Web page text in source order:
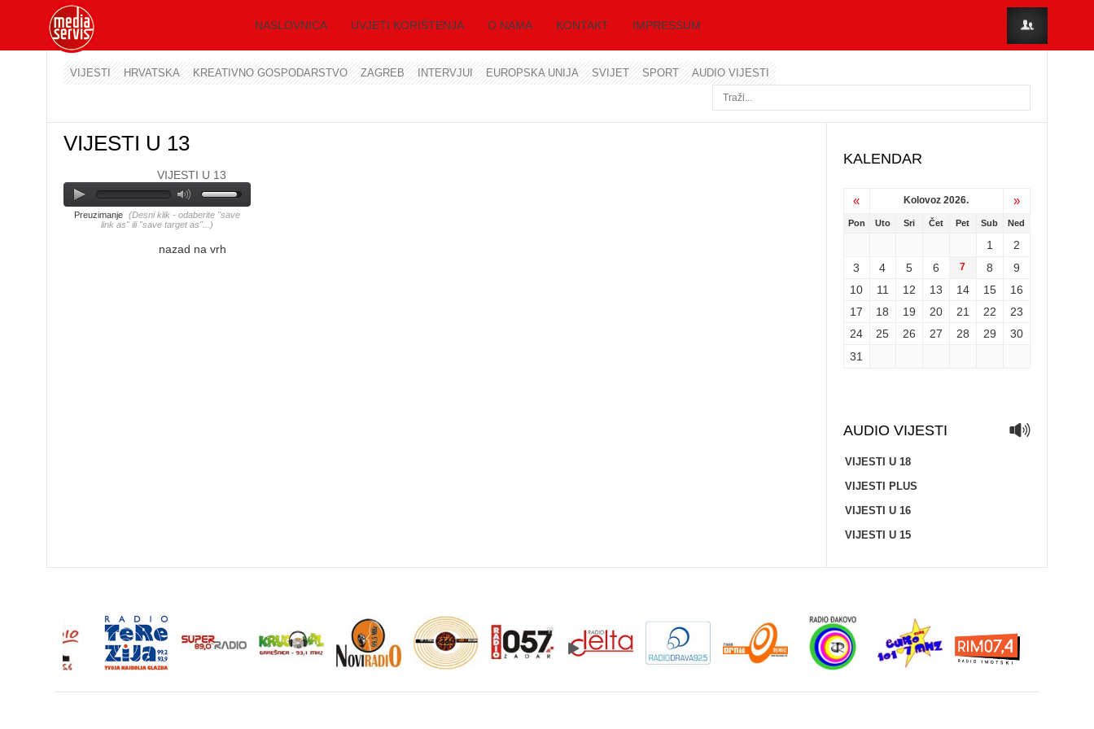
NASLOVNICA UVJETI KORIŠTENJA O NAMA KONTAKT IMPRESSUM
VIJESTI HRVATSKA KREATIVNO GOSPODARSTVO ZAGREB INTERVJUI EUROPSKA UNIJA SVIJET SPORT AUDIO VIJESTI
VIJESTI U 13
VIJESTI U 13
Preuzimanje (Desni klik - odaberite "save
link as" ili "save target as"...)
nazad na vrh
KALENDAR
« Kolovoz 2026. »
Pon Uto Sri Čet Pet Sub Ned
1
2
3
4 5 6 7 8
9
10
11 12 13 14 15
16
17
18 19 20 21 22
23
24
25 26 27 28 29
30
31
AUDIO VIJESTI
VIJESTI U 18
VIJESTI PLUS
VIJESTI U 16
VIJESTI U 15